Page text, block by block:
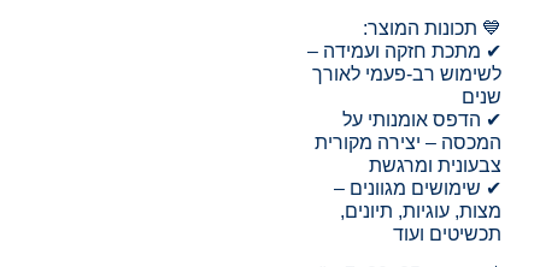
💙 תכונות המוצר:
✔ מתכת חזקה ועמידה –
לשימוש רב-פעמי לאורך
שנים
✔ הדפס אומנותי על
המכסה – יצירה מקורית
צבעונית ומרגשת
✔ שימושים מגוונים –
מצות, עוגיות, תיונים,
תכשיטים ועוד